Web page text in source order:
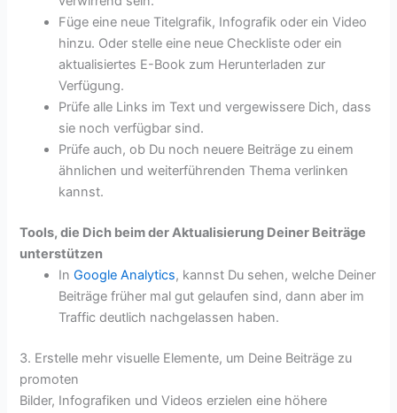
Füge eine neue Titelgrafik, Infografik oder ein Video
hinzu. Oder stelle eine neue Checkliste oder ein
aktualisiertes E-Book zum Herunterladen zur
Verfügung.
Prüfe alle Links im Text und vergewissere Dich, dass
sie noch verfügbar sind.
Prüfe auch, ob Du noch neuere Beiträge zu einem
ähnlichen und weiterführenden Thema verlinken
kannst.
Tools, die Dich beim der Aktualisierung Deiner Beiträge
unterstützen
InGoogle Analytics, kannst Du sehen, welche Deiner
Beiträge früher mal gut gelaufen sind, dann aber im
Traffic deutlich nachgelassen haben.
3. Erstelle mehr visuelle Elemente, um Deine Beiträge zu
promoten
Bilder, Infografiken und Videos erzielen eine höhere